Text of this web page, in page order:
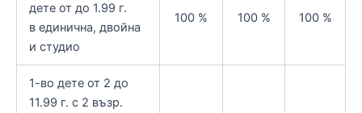
дете от до 1.99 г.
в единична, двойна
и студио
100 % 100 % 100 %
1-во дете от 2 до
11.99 г. с 2 възр.